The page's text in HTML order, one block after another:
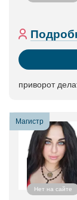
приворот
Магистр
Нет на сайте